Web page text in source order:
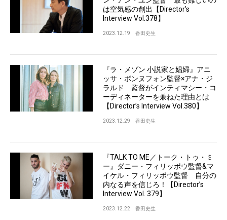
は空気感の創出【Director’s
Interview Vol.378】
2023.12.19 香田史生
『ラ・メゾン 小説家と娼婦』アニ
ッサ・ボンヌフォン監督×アナ・ジ
ラルド 監督がインティマシー・コ
ーディネーターを兼ねた理由とは
【Director’s Interview Vol.380】
2023.12.29 香田史生
『TALK TO ME／トーク・トゥ・ミ
ー』ダニー・フィリッポウ監督&マ
イケル・フィリッポウ監督 自分の
内なる声を信じろ！【Director’s
Interview Vol. 379】
2023.12.22 香田史生